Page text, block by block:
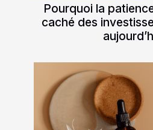
Pourquoi la
caché des